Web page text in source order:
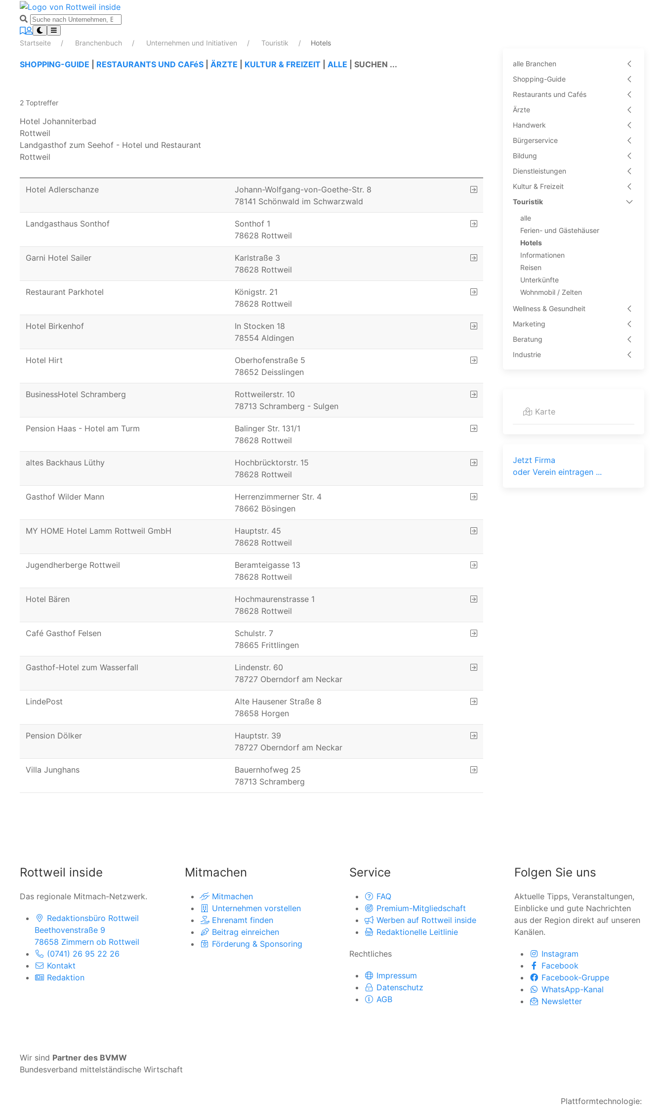
Startseite Branchenbuch Unternehmen und Initiativen Touristik Hotels
SHOPPING-GUIDE RESTAURANTS UND CAFéS ÄRZTE KULTUR & FREIZEIT ALLE SUCHEN ...
2 Toptreffer
Hotel Johanniterbad
Rottweil
Landgasthof zum Seehof - Hotel und Restaurant
Rottweil
Hotel Adlerschanze
Johann-Wolfgang-von-Goethe-Str. 8
78141 Schönwald im Schwarzwald
Landgasthaus Sonthof
Sonthof 1
78628 Rottweil
Garni Hotel Sailer
Karlstraße 3
78628 Rottweil
Restaurant Parkhotel
Königstr. 21
78628 Rottweil
Hotel Birkenhof
In Stocken 18
78554 Aldingen
Hotel Hirt
Oberhofenstraße 5
78652 Deisslingen
BusinessHotel Schramberg
Rottweilerstr. 10
78713 Schramberg - Sulgen
Pension Haas - Hotel am Turm
Balinger Str. 131/1
78628 Rottweil
altes Backhaus Lüthy
Hochbrücktorstr. 15
78628 Rottweil
Gasthof Wilder Mann
Herrenzimmerner Str. 4
78662 Bösingen
MY HOME Hotel Lamm Rottweil GmbH
Hauptstr. 45
78628 Rottweil
Jugendherberge Rottweil
Beramteigasse 13
78628 Rottweil
Hotel Bären
Hochmaurenstrasse 1
78628 Rottweil
Café Gasthof Felsen
Schulstr. 7
78665 Frittlingen
Gasthof-Hotel zum Wasserfall
Lindenstr. 60
78727 Oberndorf am Neckar
LindePost
Alte Hausener Straße 8
78658 Horgen
Pension Dölker
Hauptstr. 39
78727 Oberndorf am Neckar
Villa Junghans
Bauernhofweg 25
78713 Schramberg
alle Branchen
Shopping-Guide
Restaurants und Cafés
Ärzte
Handwerk
Bürgerservice
Bildung
Dienstleistungen
Kultur & Freizeit
Touristik
alle
Ferien- und Gästehäuser
Hotels
Informationen
Reisen
Unterkünfte
Wohnmobil / Zelten
Wellness & Gesundheit
Marketing
Beratung
Industrie
Karte
Jetzt Firma
oder Verein eintragen ...
Rottweil inside
Das regionale Mitmach-Netzwerk.
Redaktionsbüro Rottweil
Beethovenstraße 9
78658 Zimmern ob Rottweil
(0741) 26 95 22 26
Kontakt
Redaktion
Mitmachen
Mitmachen
Unternehmen vorstellen
Ehrenamt finden
Beitrag einreichen
Förderung & Sponsoring
Service
FAQ
Premium-Mitgliedschaft
Werben auf Rottweil inside
Redaktionelle Leitlinie
Rechtliches
Impressum
Datenschutz
AGB
Folgen Sie uns
Aktuelle Tipps, Veranstaltungen,
Einblicke und gute Nachrichten
aus der Region direkt auf unseren
Kanälen.
Instagram
Facebook
Facebook-Gruppe
WhatsApp-Kanal
Newsletter
Wir sind Partner des BVMW
Bundesverband mittelständische Wirtschaft
Plattformtechnologie: